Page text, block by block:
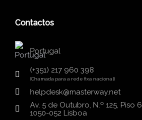
Contactos
Portugal
(+351) 217 960 398
(Chamada para a rede fixa nacional)
helpdesk@masterway.net
Av. 5 de Outubro, N.º 125, Piso 6
1050-052 Lisboa